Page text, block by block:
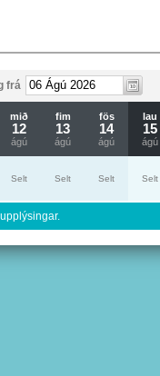
frá
mið
12
ágú
fim
13
ágú
fös
14
ágú
lau
15
ágú
Selt Selt Selt Selt